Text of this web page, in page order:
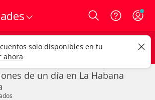
Login
Cualquier fecha
CAMBIAR
de un día en La Habana
solo disponibles en tu
ahora